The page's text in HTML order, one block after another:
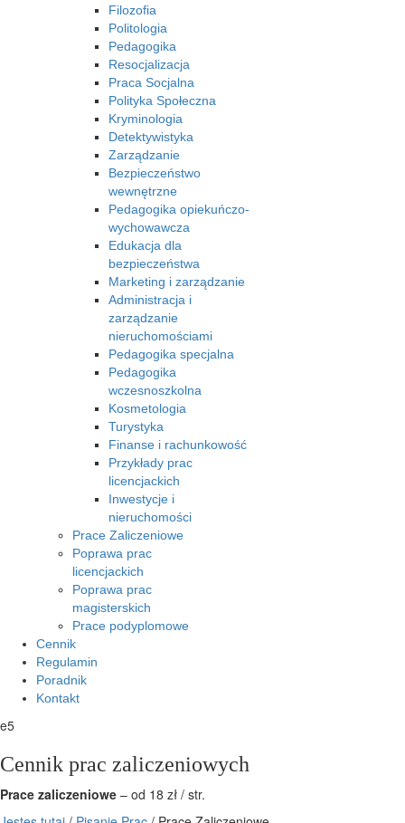
Filozofia
Politologia
Pedagogika
Resocjalizacja
Praca Socjalna
Polityka Społeczna
Kryminologia
Detektywistyka
Zarządzanie
Bezpieczeństwo
wewnętrzne
Pedagogika opiekuńczo-
wychowawcza
Edukacja dla
bezpieczeństwa
Marketing i zarządzanie
Administracja i
zarządzanie
nieruchomościami
Pedagogika specjalna
Pedagogika
wczesnoszkolna
Kosmetologia
Turystyka
Finanse i rachunkowość
Przykłady prac
licencjackich
Inwestycje i
nieruchomości
Prace Zaliczeniowe
Poprawa prac
licencjackich
Poprawa prac
magisterskich
Prace podyplomowe
Cennik
Regulamin
Poradnik
Kontakt
e5
Cennik prac zaliczeniowych
Prace zaliczeniowe – od 18 zł / str.